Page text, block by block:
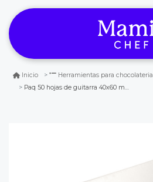
Inicio
Herramientas para chocolateria
Paq 50 hojas de guitarra 40x60 martellato